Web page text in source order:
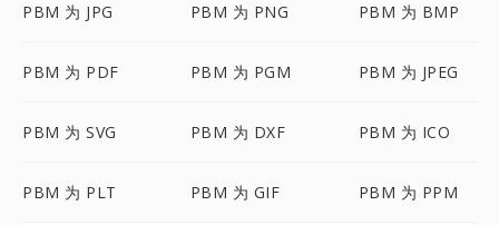
PBM 为 JPG PBM 为 PNG PBM 为 BMP
PBM 为 PDF PBM 为 PGM PBM 为 JPEG
PBM 为 SVG PBM 为 DXF PBM 为 ICO
PBM 为 PLT PBM 为 GIF PBM 为 PPM